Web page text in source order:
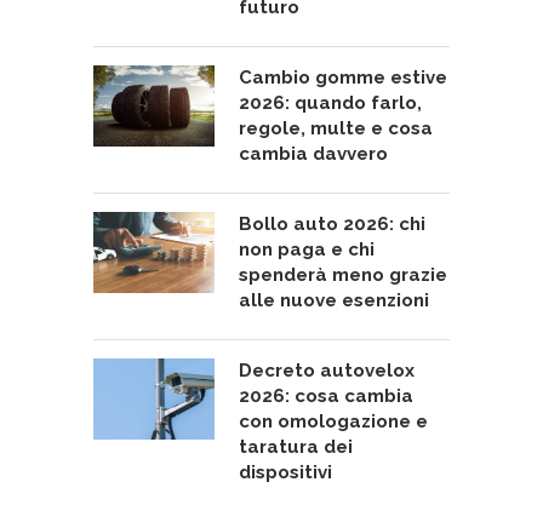
futuro
Cambio gomme estive
2026: quando farlo,
regole, multe e cosa
cambia davvero
Bollo auto 2026: chi
non paga e chi
spenderà meno grazie
alle nuove esenzioni
Decreto autovelox
2026: cosa cambia
con omologazione e
taratura dei
dispositivi